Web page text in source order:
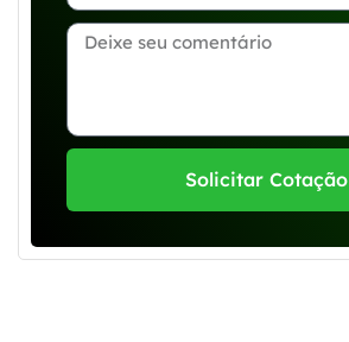
Solicitar Cotação